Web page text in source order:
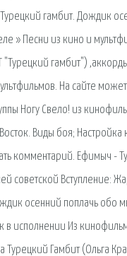
гамбит. Дождик
» Песни из кино и
гамбит")
На сайте
Ногу Свело! из
Виды боя;
комментарий. Ефимыч -
советской Вступление:
осенний поплачь обо
исполнении Из
Турецкий Гамбит (Ольга